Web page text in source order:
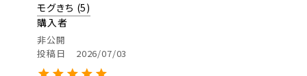
モグきち 5
購入者
非公開
投稿日
2026/07/03